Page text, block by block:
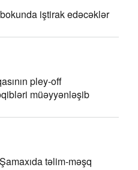
iştirak edəcəklər
pley-off
müəyyənləşib
təlim-məşq